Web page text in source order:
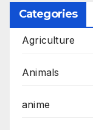
Categories
Agriculture
Animals
anime